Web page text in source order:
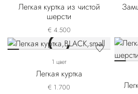
Легкая куртка из чистой
шерсти
€ 4.500
1 цвет
Легкая куртка
€ 1.700